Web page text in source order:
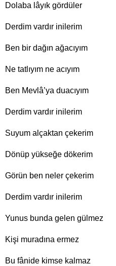
Dolaba lâyık gördüler
Derdim vardır inilerim
Ben bir dağın ağacıyım
Ne tatlıyım ne acıyım
Ben Mevlâ’ya duacıyım
Derdim vardır inilerim
Suyum alçaktan çekerim
Dönüp yükseğe dökerim
Görün ben neler çekerim
Derdim vardır inilerim
Yunus bunda gelen gülmez
Kişi muradına ermez
Bu fânide kimse kalmaz